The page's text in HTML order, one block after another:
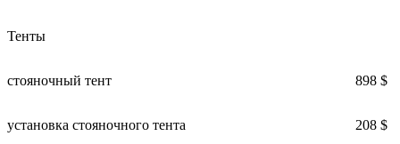
Тенты
стояночный тент 898 $
установка стояночного тента 208 $